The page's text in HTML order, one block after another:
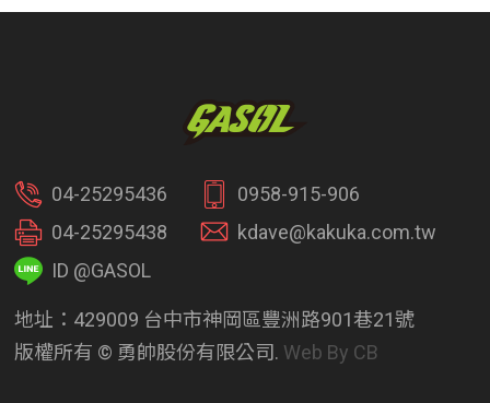
04-25295436
0958-915-906
04-25295438
kdave@kakuka.com.tw
ID @GASOL
地址：429009 台中市神岡區豐洲路901巷21號
版權所有 © 勇帥股份有限公司. Web By CB